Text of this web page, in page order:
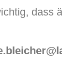
dass
Mail